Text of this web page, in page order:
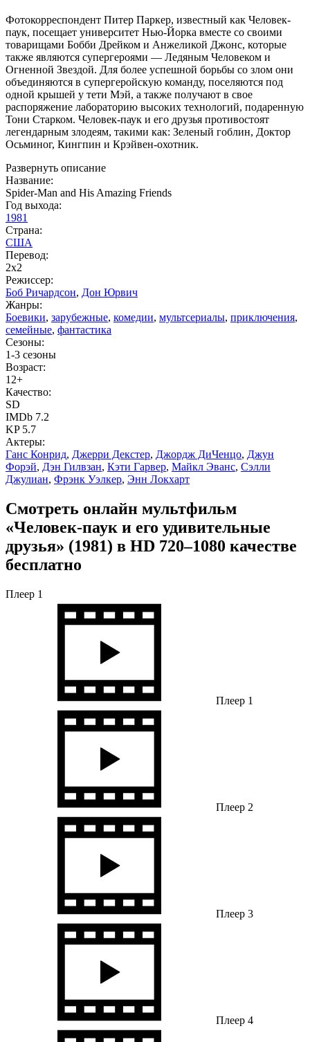
Фотокорреспондент Питер Паркер, известный как Человек-
паук, посещает университет Нью-Йорка вместе со своими
товарищами Бобби Дрейком и Анжеликой Джонс, которые
также являются супергероями — Ледяным Человеком и
Огненной Звездой. Для более успешной борьбы со злом они
объединяются в супергеройскую команду, поселяются под
одной крышей у тети Мэй, а также получают в свое
распоряжение лабораторию высоких технологий, подаренную
Тони Старком. Человек-паук и его друзья противостоят
легендарным злодеям, такими как: Зеленый гоблин, Доктор
Осьминог, Кингпин и Крэйвен-охотник.
Развернуть описание
Название:
Spider-Man and His Amazing Friends
Год выхода:
1981
Страна:
США
Перевод:
2x2
Режиссер:
Боб Ричардсон, Дон Юрвич
Жанры:
Боевики, зарубежные, комедии, мультсериалы, приключения,
семейные, фантастика
Сезоны:
1-3 сезоны
Возраст:
12+
Качество:
SD
IMDb 7.2
KP 5.7
Актеры:
Ганс Конрид, Джерри Декстер, Джордж ДиЧенцо, Джун
Форэй, Дэн Гилвзан, Кэти Гарвер, Майкл Эванс, Сэлли
Джулиан, Фрэнк Уэлкер, Энн Локхарт
Смотреть онлайн мультфильм
«Человек-паук и его удивительные
друзья» (1981) в HD 720–1080 качестве
бесплатно
Плеер 1
Плеер 1
Плеер 2
Плеер 3
Плеер 4